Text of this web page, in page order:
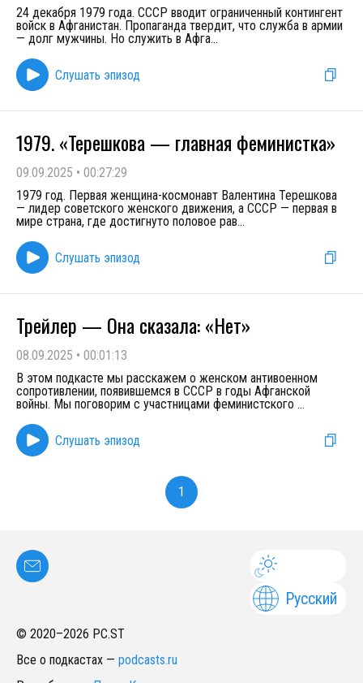
24 декабря 1979 года. СССР вводит ограниченный контингент
войск в Афганистан. Пропаганда твердит, что служба в армии
— долг мужчины. Но служить в Афга...
Слушать эпизод
1979. «Терешкова — главная феминистка»
09.09.2025 • 00:27:29
1979 год. Первая женщина-космонавт Валентина Терешкова
— лидер советского женского движения, а СССР — первая в
мире страна, где достигнуто половое рав...
Слушать эпизод
Трейлер — Она сказала: «Нет»
08.09.2025 • 00:01:13
В этом подкасте мы расскажем о женском антивоенном
сопротивлении, появившемся в СССР в годы Афганской
войны. Мы поговорим с участницами феминистского ...
Слушать эпизод
1
Русский
© 2020–2026 PC.ST
Все о подкастах — podcasts.ru